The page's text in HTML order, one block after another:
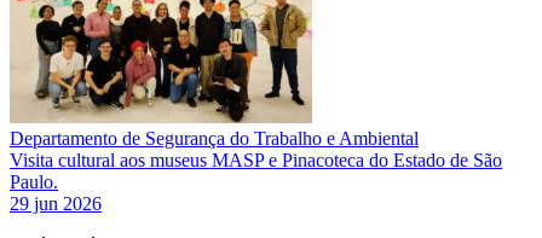
Departamento de Segurança do Trabalho e Ambiental
Visita cultural aos museus MASP e Pinacoteca do Estado de São
Paulo.
29 jun 2026